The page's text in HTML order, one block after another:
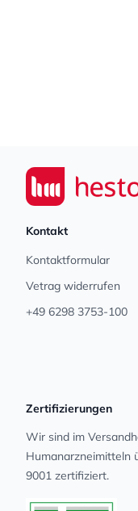
Seiwert GmbH
Kontakt
Kontaktformular
Vetrag widerrufen
+49 6298 3753-100
Zertifizierungen
Wir sind im
Human­arz­nei­mit­teln
9001 zertifiziert.